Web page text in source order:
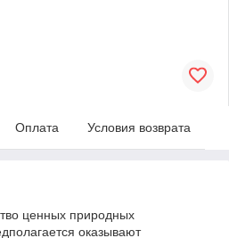
Оплата Условия возврата
ценных природных
оказывают